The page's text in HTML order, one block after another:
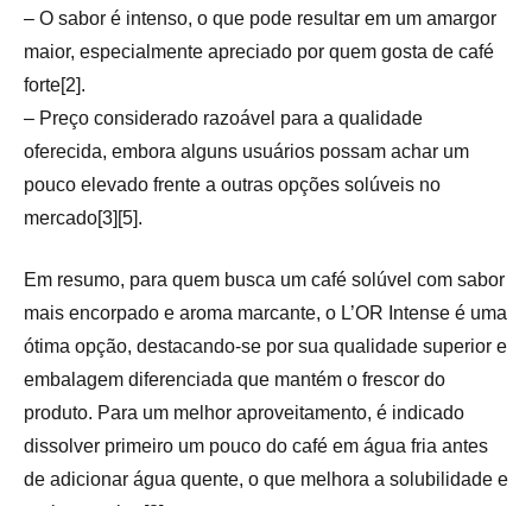
– O sabor é intenso, o que pode resultar em um amargor
maior, especialmente apreciado por quem gosta de café
forte[2].
– Preço considerado razoável para a qualidade
oferecida, embora alguns usuários possam achar um
pouco elevado frente a outras opções solúveis no
mercado[3][5].
Em resumo, para quem busca um café solúvel com sabor
mais encorpado e aroma marcante, o L’OR Intense é uma
ótima opção, destacando-se por sua qualidade superior e
embalagem diferenciada que mantém o frescor do
produto. Para um melhor aproveitamento, é indicado
dissolver primeiro um pouco do café em água fria antes
de adicionar água quente, o que melhora a solubilidade e